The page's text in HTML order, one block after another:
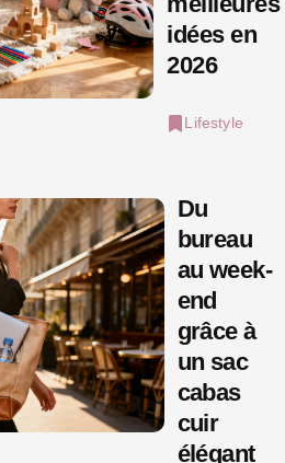
idées en
2026
Lifestyle
Du
bureau
au week-
end
grâce à
un sac
cabas
cuir
élégant